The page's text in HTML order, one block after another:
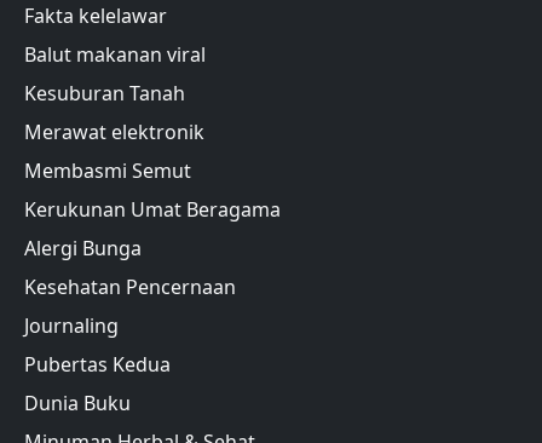
Fakta kelelawar
Balut makanan viral
Kesuburan Tanah
Merawat elektronik
Membasmi Semut
Kerukunan Umat Beragama
Alergi Bunga
Kesehatan Pencernaan
Journaling
Pubertas Kedua
Dunia Buku